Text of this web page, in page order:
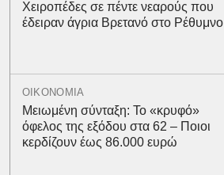
Χειροπέδες σε πέντε νεαρούς που
έδειραν άγρια Βρετανό στο Ρέθυμνο
ΟΙΚΟΝΟΜΙΑ
Μειωμένη σύνταξη: Το «κρυφό»
όφελος της εξόδου στα 62 – Ποιοι
κερδίζουν έως 86.000 ευρώ